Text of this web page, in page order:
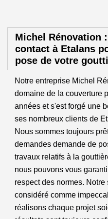
Michel Rénovation
contact à Etalans
pose de votre
Notre entreprise Michel
domaine de la couverture
années et s'est forgé une
ses nombreux clients de
Nous sommes toujours
demandes demande de
travaux relatifs à la
nous pouvons vous
respect des normes. Notre
considéré comme
réalisons chaque projet